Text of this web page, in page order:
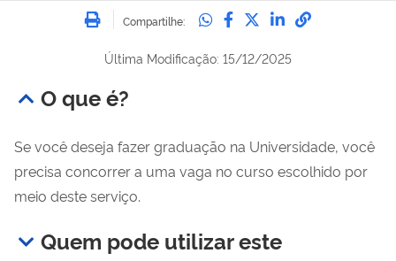
Imprimir
Compartilhe: Compartilhe no
Compartilhe no
Compartilhe no
Compartilhe
Última Modificação: 15/12/2025
O que é?
Se você deseja fazer graduação na Universidade, você
precisa concorrer a uma vaga no curso escolhido por
meio deste serviço.
Quem pode utilizar este